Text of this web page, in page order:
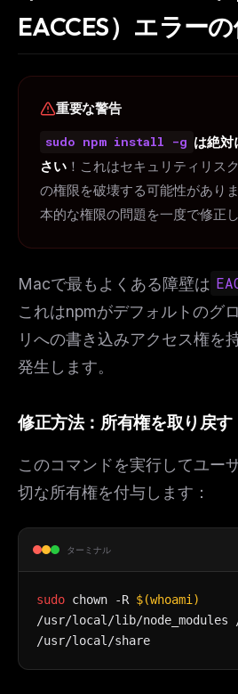
EACCES）エラー
重要な警告
sudo npm install -g は絶対
さい ！これはセキュリティリス
の権限を破壊する可能性があり
本的な権限の問題を一度で修正
Macで最もよくある障壁は
これはnpmがデフォルトのグ
リへの書き込みアクセス権を
発生します。
修正方法：所有権を取り戻す
このコマンドを実行してユー
切な所有権を付与します：
ターミナル
sudo chown -R $(whoami)
/usr/local/lib/
/usr/local/share